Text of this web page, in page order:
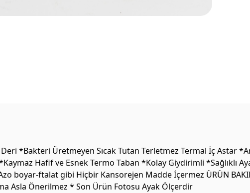
Deri *Bakteri Üretmeyen Sıcak Tutan Terletmez Termal İç Astar
Hafif ve Esnek Termo Taban *Kolay Giydirimli *Sağlıklı
boyar-ftalat gibi Hiçbir Kansorejen Madde İçermez ÜRÜN
Asla Önerilmez * Son Ürün Fotosu Ayak Ölçerdir